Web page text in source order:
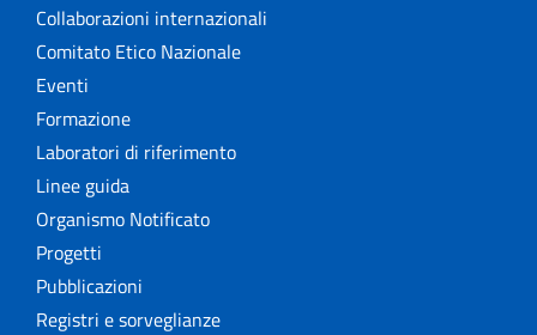
Collaborazioni internazionali
Comitato Etico Nazionale
Eventi
Formazione
Laboratori di riferimento
Linee guida
Organismo Notificato
Progetti
Pubblicazioni
Registri e sorveglianze